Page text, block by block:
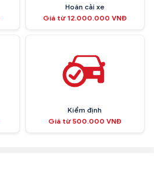
Hoán cải xe
Giá từ 12.000.000 VNĐ
Kiểm định
Giá từ 500.000 VNĐ